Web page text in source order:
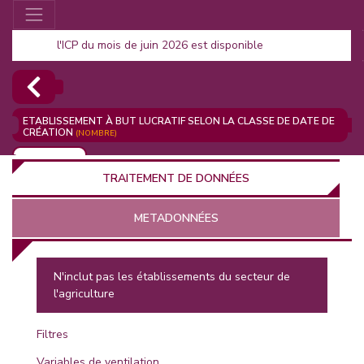
l'ICP du mois de juin 2026 est disponible
ETABLISSEMENT À BUT LUCRATIF SELON LA CLASSE DE DATE DE
CRÉATION (NOMBRE)
AJOUTER
TRAITEMENT DE DONNÉES
METADONNÉES
N'inclut pas les établissements du secteur de
l'agriculture
Filtres